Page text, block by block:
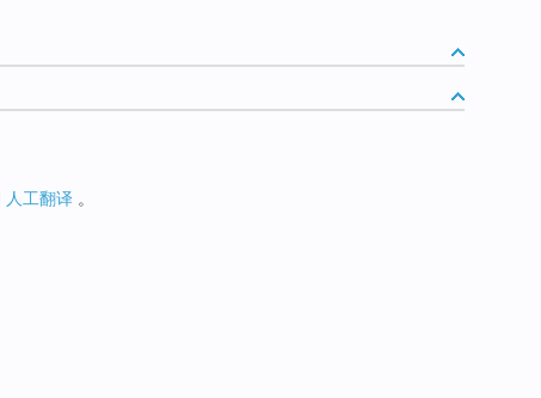
人工翻译 。